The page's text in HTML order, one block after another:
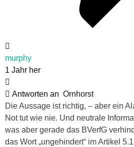
murphy
1 Jahr her
Antworten an Ornhorst
Die Aussage ist richtig, – aber ein
Not tut wie nie. Und neutrale
was aber gerade das BVerfG
das Wort „ungehindert“ im Artikel